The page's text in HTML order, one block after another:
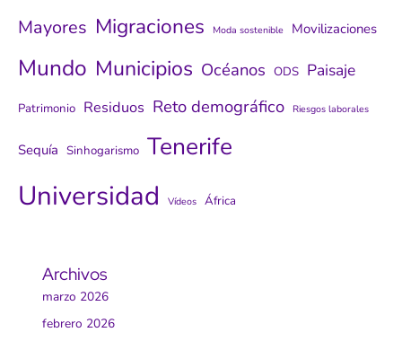
Mayores Migraciones Moda sostenible Movilizaciones
Mundo Municipios Océanos ODS Paisaje
Patrimonio Residuos Reto demográfico Riesgos laborales
Sequía Sinhogarismo Tenerife
Universidad Vídeos África
Archivos
marzo 2026
febrero 2026